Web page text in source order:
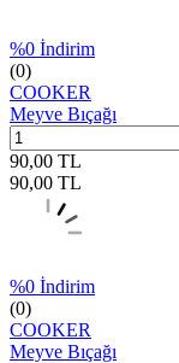
%0 İndirim
(0)
COOKER
Meyve Bıçağı
90,00 TL
90,00 TL
%0 İndirim
(0)
COOKER
Meyve Bıçağı